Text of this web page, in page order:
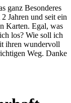
ganz Besonderes
Jahren und seit ein
Karten. Egal, was
los? Wie soll ich
ihren wundervoll
Weg. Danke